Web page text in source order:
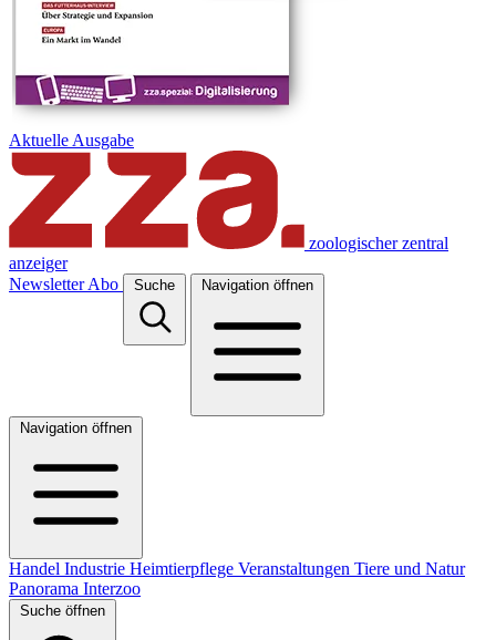
Aktuelle Ausgabe
zoologischer zentral
anzeiger
Newsletter Abo Suche Navigation öffnen
Navigation öffnen
Handel Industrie Heimtierpflege Veranstaltungen Tiere und Natur
Panorama Interzoo
Suche öffnen